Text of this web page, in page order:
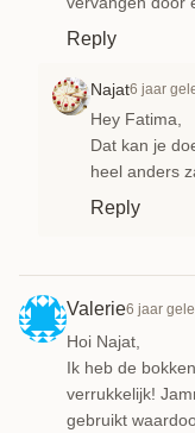
Reply
Najat6 jaar
Hey Fatima,
Dat kan je
heel anders
Reply
Valerie6 jaar
Hoi Najat,
Ik heb de
verrukkelijk!
gebruikt